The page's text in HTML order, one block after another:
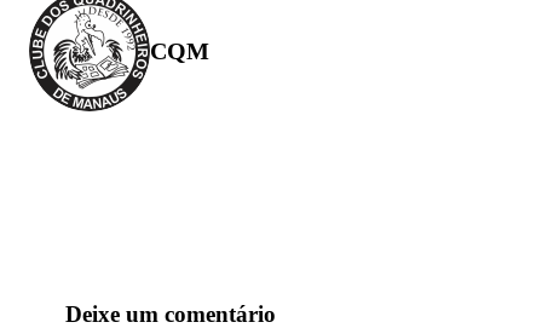
CQM
Deixe um comentário